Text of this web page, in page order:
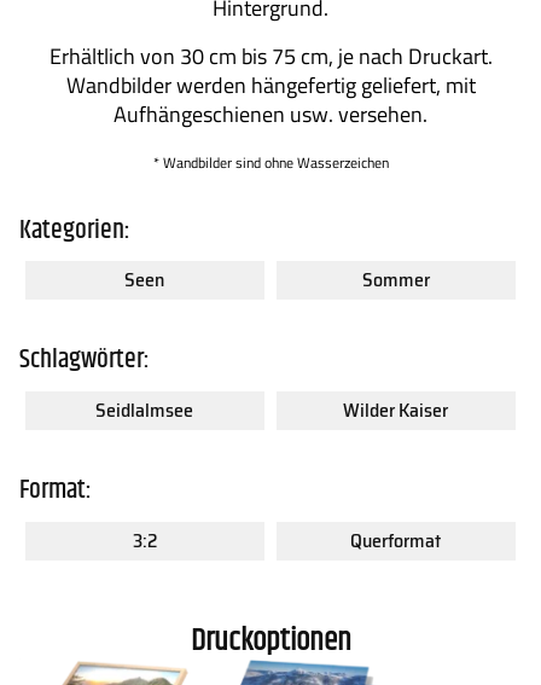
Kontakt FAQs
Hintergrund.
Erhältlich von 30 cm bis 75 cm, je nach Druckart.
Wandbilder werden hängefertig geliefert, mit
Aufhängeschienen usw. versehen.
* Wandbilder sind ohne Wasserzeichen
Kategorien:
Seen Sommer
Schlagwörter:
Seidlalmsee Wilder Kaiser
Format:
3:2 Querformat
Druckoptionen